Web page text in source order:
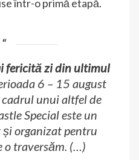
într-o primă etapă.
fericită zi din ultimul
6 – 15 august
unui altfel de
Special este un
organizat pentru
o traversăm. (…)